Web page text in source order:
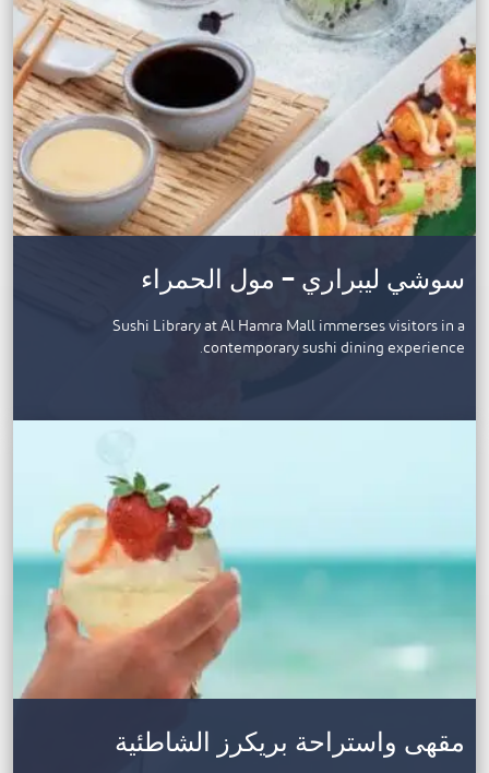
سوشي ليبراري – مول الحمراء
Sushi Library at Al Hamra Mall immerses visitors in a
contemporary sushi dining experience.
مقهى واستراحة بريكرز الشاطئية